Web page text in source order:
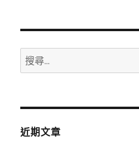
搜
尋
鍵
近期文章